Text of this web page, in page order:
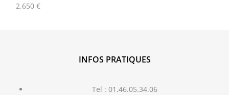
2.650 €
INFOS PRATIQUES
Tel : 01.46.05.34.06